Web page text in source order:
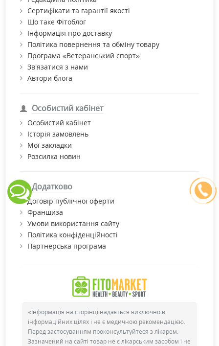
Сертифікати та гарантії якості
Що таке Фітоблог
Інформація про доставку
Політика повернення та обміну товару
Програма «Ветеранський спорт»
Зв’язатися з нами
Автори блога
Особистий кабінет
Особистий кабінет
Історія замовлень
Мої закладки
Розсилка новин
Додатково
Договір публічної оферти
Франшиза
Умови використання сайту
Політика конфіденційності
Партнерська програма
«Інформація на сторінці надається виключно в
інформаційних цілях і не є медичною рекомендацією.
Перед застосуванням проконсультуйтеся з лікарем.
Зазначений на сайті товар не є лікарським засобом і не